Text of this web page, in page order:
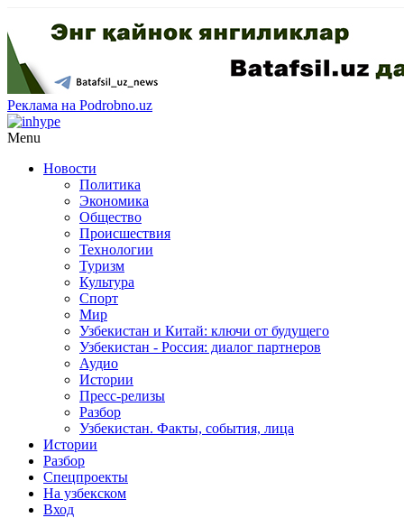
Реклама на Podrobno.uz
Menu
Новости
Политика
Экономика
Общество
Происшествия
Технологии
Туризм
Культура
Спорт
Мир
Узбекистан и Китай: ключи от будущего
Узбекистан - Россия: диалог партнеров
Аудио
Истории
Пресс-релизы
Разбор
Узбекистан. Факты, события, лица
Истории
Разбор
Спецпроекты
На узбекском
Вход